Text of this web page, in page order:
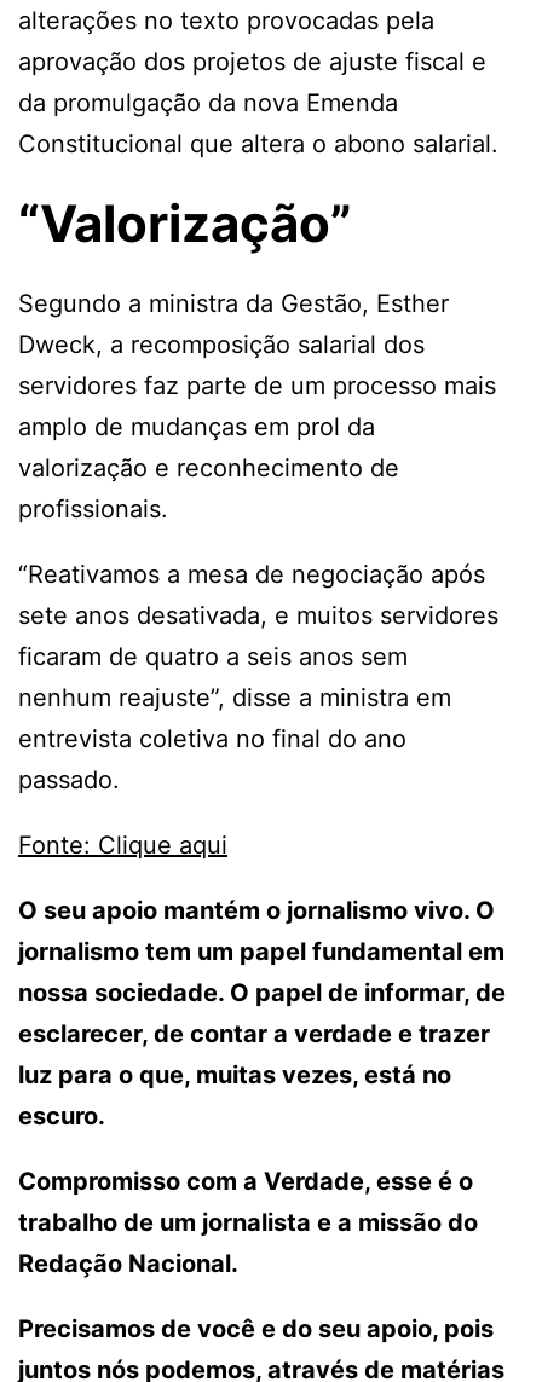
alterações no texto provocadas pela
aprovação dos projetos de ajuste fiscal e
da promulgação da nova Emenda
Constitucional que altera o abono salarial.
“Valorização”
Segundo a ministra da Gestão, Esther
Dweck, a recomposição salarial dos
servidores faz parte de um processo mais
amplo de mudanças em prol da
valorização e reconhecimento de
profissionais.
“Reativamos a mesa de negociação após
sete anos desativada, e muitos servidores
ficaram de quatro a seis anos sem
nenhum reajuste”, disse a ministra em
entrevista coletiva no final do ano
passado.
Fonte: Clique aqui
O seu apoio mantém o jornalismo vivo. O
jornalismo tem um papel fundamental em
nossa sociedade. O papel de informar, de
esclarecer, de contar a verdade e trazer
luz para o que, muitas vezes, está no
escuro.
Compromisso com a Verdade, esse é o
trabalho de um jornalista e a missão do
Redação Nacional.
Precisamos de você e do seu apoio, pois
juntos nós podemos, através de matérias